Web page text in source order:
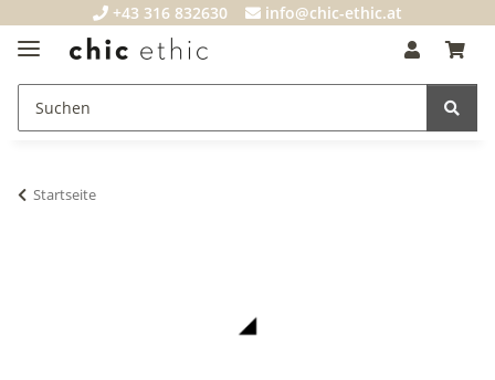
+43 316 832630 info@chic-ethic.at
Startseite